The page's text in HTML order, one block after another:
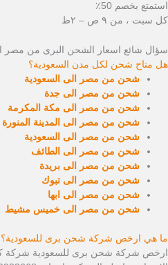
استمتع بخصم 50٪
كل سبت ، من ٩ ص – ٢ظ
سؤال شائع اسعار الشحن البرى من مصر
هل متاح شحن لكل مدن السعودية؟
شحن من مصر الى السعودية
شحن من مصر الى جدة
شحن من مصر الى مكة المكرمة
شحن من مصر الى المدينة المنورة
شحن من مصر الى السعودية
شحن من مصر الى الطائف
شحن من مصر الى بريدة
شحن من مصر الى تبوك
شحن من مصر الى ابها
شحن من مصر الى خميس مشيط
ما هي ارخص شركة شحن برى للسعودية؟
ارخص شركة شحن برى للسعودية شركة